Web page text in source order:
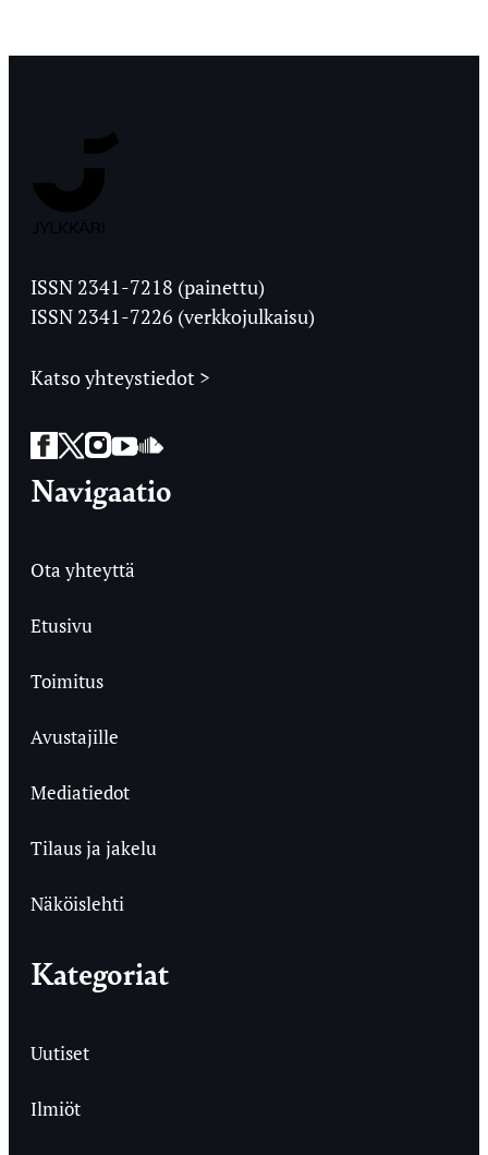
Ylioppilaslehti
ISSN 2341-7218 (painettu)
ISSN 2341-7226 (verkkojulkaisu)
Katso yhteystiedot >
Facebook
Twitter
Instagram
YouTube
SoundCloud
Navigaatio
Ota yhteyttä
Etusivu
Toimitus
Avustajille
Mediatiedot
Tilaus ja jakelu
Näköislehti
Kategoriat
Uutiset
Ilmiöt